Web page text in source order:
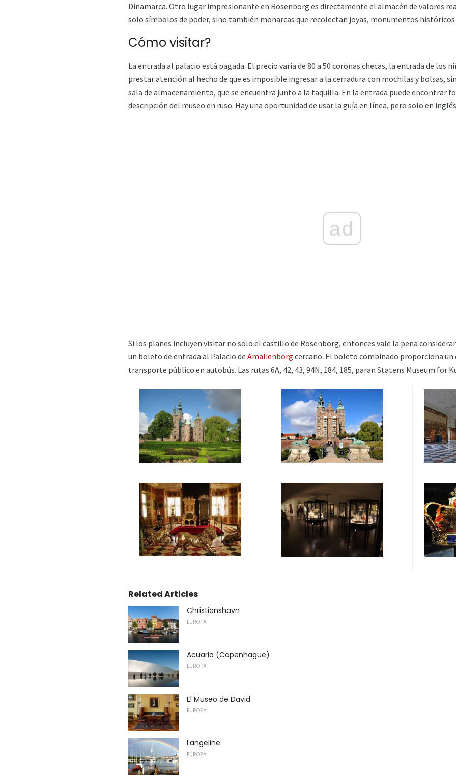
Dinamarca. Otro lugar impresionante en Rosenborg es directamente el almacén de valores
solo símbolos de poder, sino también monarcas que recolectan joyas, monumentos
Cómo visitar?
La entrada al palacio está pagada. El precio varía de 80 a 50 coronas checas, la entrada de los
prestar atención al hecho de que es imposible ingresar a la cerradura con mochilas y bolsas,
sala de almacenamiento, que se encuentra junto a la taquilla. En la entrada puede encontrar
descripción del museo en ruso. Hay una oportunidad de usar la guía en línea, pero solo en
ad
Si los planes incluyen visitar no solo el castillo de Rosenborg, entonces vale la pena
un boleto de entrada al Palacio de Amalienborg cercano. El boleto combinado proporciona un
transporte público en autobús. Las rutas 6A, 42, 43, 94N, 184, 185, paran Statens Museum for
Related Articles
Christianshavn
EUROPA
Acuario (Copenhague)
EUROPA
El Museo de David
EUROPA
Langeline
EUROPA